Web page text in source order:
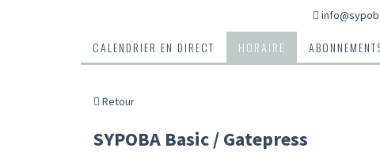
CALENDRIER EN DIRECT HORAIRE
Retour
SYPOBA Basic / Gatepress